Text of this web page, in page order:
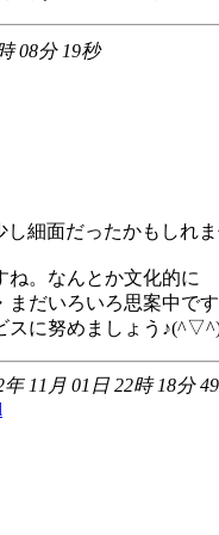
08分 19秒
細面だったかもしれま
ね。なんとか文化的に
だいろいろ思案中です
スに努めましょう
年 11月 01日 22時 18分